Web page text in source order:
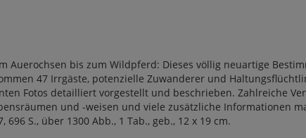
Auerochsen bis zum Wildpferd: Dieses völlig neuartige
47 Irrgäste, potenzielle Zuwanderer und
Fotos detailliert vorgestellt und beschrieben. Zahlreiche
und -weisen und viele zusätzliche Informationen
S., über 1300 Abb., 1 Tab., geb., 12 x 19 cm.